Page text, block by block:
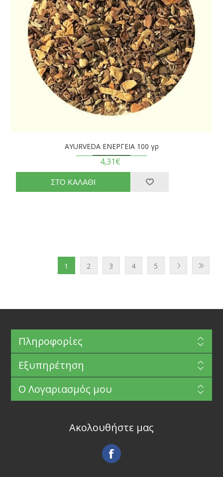
AYURVEDA ΕΝΕΡΓΕΙΑ 100 γρ
4,31€
1 2 3 4 5
Πληροφορίες
Εξυπηρέτηση
Ο Λογαριασμός μου
Ακολουθήστε μας